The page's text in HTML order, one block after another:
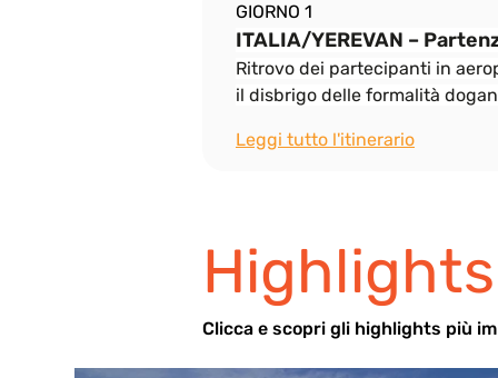
GIORNO 1
ITALIA/YEREVAN –
Ritrovo dei partecipanti in
il disbrigo delle formalità
Leggi tutto l'itinerario
Clicca e scopri gli highlights più